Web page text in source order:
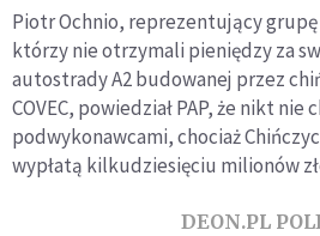
Piotr Ochnio, reprezentujący
którzy nie otrzymali pieniędzy za
autostrady A2 budowanej przez
COVEC, powiedział PAP, że nikt nie
podwykonawcami, chociaż
wypłatą kilkudziesięciu milionów
DEON.PL